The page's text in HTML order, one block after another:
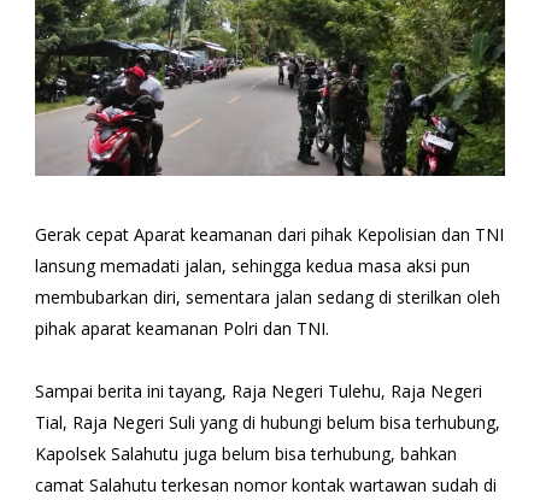
Gerak cepat Aparat keamanan dari pihak Kepolisian dan TNI
lansung memadati jalan, sehingga kedua masa aksi pun
membubarkan diri, sementara jalan sedang di sterilkan oleh
pihak aparat keamanan Polri dan TNI.
Sampai berita ini tayang, Raja Negeri Tulehu, Raja Negeri
Tial, Raja Negeri Suli yang di hubungi belum bisa terhubung,
Kapolsek Salahutu juga belum bisa terhubung, bahkan
camat Salahutu terkesan nomor kontak wartawan sudah di